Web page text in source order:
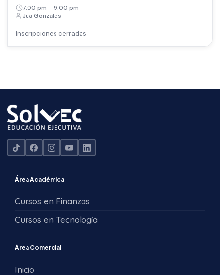
7:00 pm – 9:00 pm
Jua Gonzales
Inscripciones cerradas
Área Académica
Cursos en Finanzas
Cursos en Tecnología
Área Comercial
Inicio